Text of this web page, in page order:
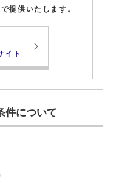
で提供いたします。
イト
件について